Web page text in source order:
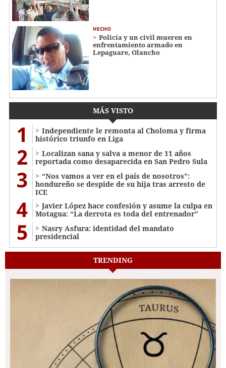
HECHO
Policía y un civil mueren en
enfrentamiento armado en
Lepaguare, Olancho
MÁS VISTO
1
Independiente le remonta al Choloma y firma
histórico triunfo en Liga
2
Localizan sana y salva a menor de 11 años
reportada como desaparecida en San Pedro Sula
3
“Nos vamos a ver en el país de nosotros”:
hondureño se despide de su hija tras arresto de
ICE
4
Javier López hace confesión y asume la culpa en
Motagua: “La derrota es toda del entrenador”
5
Nasry Asfura: identidad del mandato
presidencial
TRENDING